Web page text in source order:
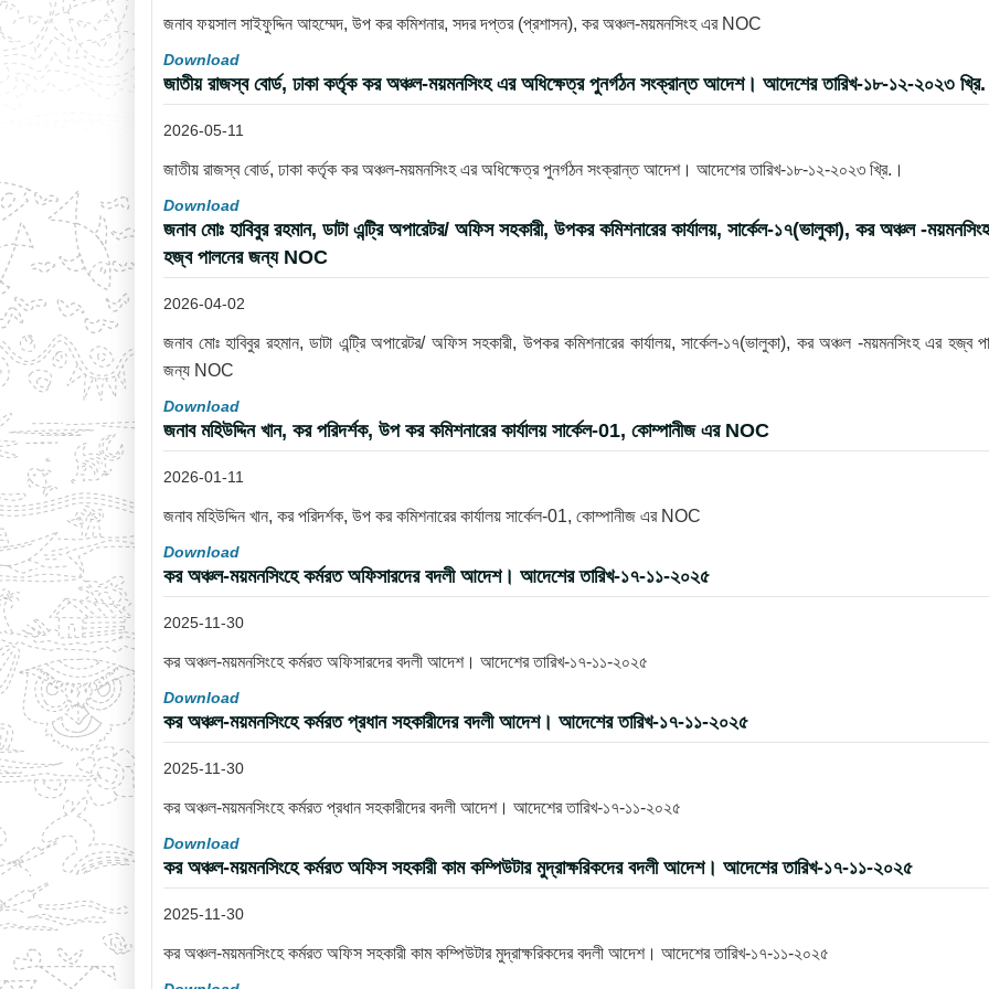
জনাব ফয়সাল সাইফুদ্দিন আহম্মেদ, উপ কর কমিশনার, সদর দপ্তর (প্রশাসন), কর অঞ্চল-ময়মনসিংহ এর NOC
Download
জাতীয় রাজস্ব বোর্ড, ঢাকা কর্তৃক কর অঞ্চল-ময়মনসিংহ এর অধিক্ষেত্র পুনর্গঠন সংক্রান্ত আদেশ। আদেশের তারিখ-১৮-১২-২০২৩
2026-05-11
জাতীয় রাজস্ব বোর্ড, ঢাকা কর্তৃক কর অঞ্চল-ময়মনসিংহ এর অধিক্ষেত্র পুনর্গঠন সংক্রান্ত আদেশ। আদেশের তারিখ-১৮-১২-২০২৩ খ্রি.।
Download
জনাব মোঃ হাবিবুর রহমান, ডাটা এন্ট্রি অপারেটর/ অফিস সহকারী, উপকর কমিশনারের কার্যালয়, সার্কেল-১৭(ভালুকা), কর অঞ্চল -
হজ্ব পালনের জন্য NOC
2026-04-02
জনাব মোঃ হাবিবুর রহমান, ডাটা এন্ট্রি অপারেটর/ অফিস সহকারী, উপকর কমিশনারের কার্যালয়, সার্কেল-১৭(ভালুকা), কর অঞ্চল -ময়মনসিংহ এর হজ্ব
জন্য NOC
Download
জনাব মহিউদ্দিন খান, কর পরিদর্শক, উপ কর কমিশনারের কার্যালয় সার্কেল-01, কোম্পানীজ এর NOC
2026-01-11
জনাব মহিউদ্দিন খান, কর পরিদর্শক, উপ কর কমিশনারের কার্যালয় সার্কেল-01, কোম্পানীজ এর NOC
Download
কর অঞ্চল-ময়মনসিংহে কর্মরত অফিসারদের বদলী আদেশ। আদেশের তারিখ-১৭-১১-২০২৫
2025-11-30
কর অঞ্চল-ময়মনসিংহে কর্মরত অফিসারদের বদলী আদেশ। আদেশের তারিখ-১৭-১১-২০২৫
Download
কর অঞ্চল-ময়মনসিংহে কর্মরত প্রধান সহকারীদের বদলী আদেশ। আদেশের তারিখ-১৭-১১-২০২৫
2025-11-30
কর অঞ্চল-ময়মনসিংহে কর্মরত প্রধান সহকারীদের বদলী আদেশ। আদেশের তারিখ-১৭-১১-২০২৫
Download
কর অঞ্চল-ময়মনসিংহে কর্মরত অফিস সহকারী কাম কম্পিউটার মুদ্রাক্ষরিকদের বদলী আদেশ। আদেশের তারিখ-১৭-১১-২০২৫
2025-11-30
কর অঞ্চল-ময়মনসিংহে কর্মরত অফিস সহকারী কাম কম্পিউটার মুদ্রাক্ষরিকদের বদলী আদেশ। আদেশের তারিখ-১৭-১১-২০২৫